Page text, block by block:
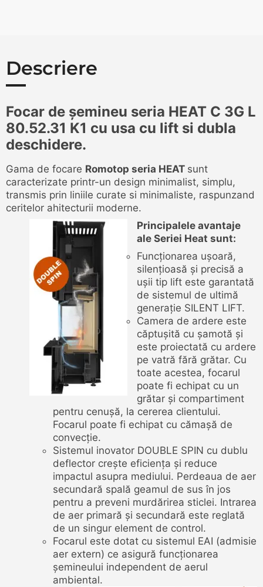
Descriere
Focar de șemineu seria HEAT C 3G L
80.52.31 K1 cu usa cu lift si dubla
deschidere.
Gama de focare Romotop seria HEAT sunt
caracterizate printr-un design minimalist, simplu,
transmis prin liniile curate si minimaliste, raspunzand
ceritelor ahitecturii moderne.
Principalele avantaje
ale Seriei Heat sunt:
Funcționarea ușoară,
silențioasă și precisă a
ușii tip lift este garantată
de sistemul de ultimă
generație SILENT LIFT.
Camera de ardere este
căptușită cu șamotă și
este proiectată cu ardere
pe vatră fără grătar. Cu
toate acestea, focarul
poate fi echipat cu un
grătar și compartiment
pentru cenușă, la cererea clientului.
Focarul poate fi echipat cu cămașă de
convecție.
Sistemul inovator DOUBLE SPIN cu dublu
deflector crește eficiența și reduce
impactul asupra mediului. Perdeaua de aer
secundară spală geamul de sus în jos
pentru a preveni murdărirea sticlei. Intrarea
de aer primară și secundară este reglată
de un singur element de control.
Focarul este dotat cu sistemul EAI (admisie
aer extern) ce asigură funcționarea
șemineului independent de aerul
ambiental.